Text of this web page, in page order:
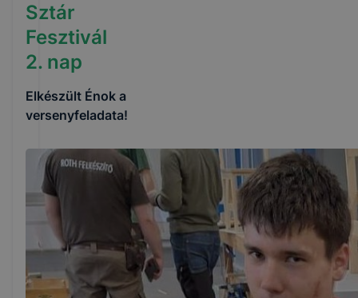
Sztár
Fesztivál
2. nap
Elkészült Énok a
versenyfeladata!